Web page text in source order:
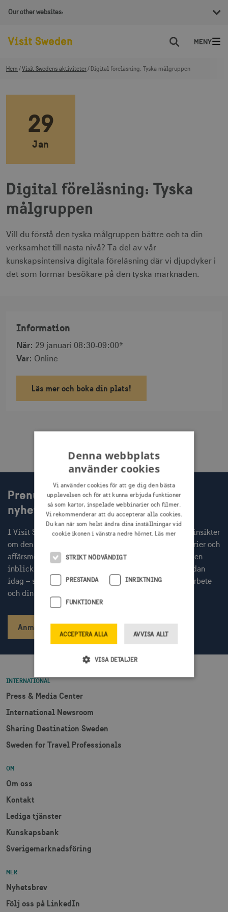
Our other websites:
Sök
Hem Visit Swedens aktiviteter Digital föreläsning: Tyska målgruppen
29
Jan
Digital föreläsning: Tyska
målgruppen
Vill du förstå den tyska målgruppen bättre och ta din
verksamhet till nästa nivå? Ta del av vår
kunskapsintensiva digitala föreläsning där vi djupdyker i
det som formar besökare på den tyska marknaden.
Information
När: 29 januari 08:30-09:00*
Var: Online
Läs mer och boka din plats!
Prenumerera på Visit Swedens
nyhetsbrev
I Visit Swedens nyhetsbrev får du varje månad färska insikter
om den globala resenären, inbjudningar till webbinarier och
affärsmöten med internationella researrangörer, samt en
inblick i aktuella Sverigekampanjer. Prenumerera redan
idag – så missar du inget av det som kan stärka ditt arbete
och din kommunikation.
Anmäl dig
INTERNATIONAL
Press & Media Center
International Newsroom
Sharing Destination Sweden
Sweden for Travel Professionals
OM
Om oss
Kontakt
Lediga tjänster
Kunskapsbank
Sverigemarknadsföring
MER
Nyhetsbrev
Följ oss på LinkedIn
Denna webbplats
använder cookies
Vi använder cookies för att ge dig den bästa
upplevelsen och för att kunna erbjuda funktioner
så som kartor, inspelade webbinarier och filmer.
Vi rekommenderar att du accepterar alla cookies.
Du kan när som helst ändra dina inställningar vid
cookie ikonen i vänstra nedre hörnet. Läs mer
STRIKT NÖDVÄNDIGT
PRESTANDA INRIKTNING
FUNKTIONER
ACCEPTERA ALLA AVVISA ALLT
VISA DETALJER
Strikt nödvändigt
Inriktning
Strikt nödvändiga cookies tillåter
och kontohantering men bidrar även till en